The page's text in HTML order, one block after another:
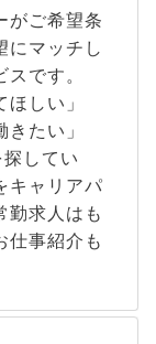
がご希望条
にマッチし
です。
しい」
たい」
してい
キャリアパ
勤求人はも
仕事紹介も